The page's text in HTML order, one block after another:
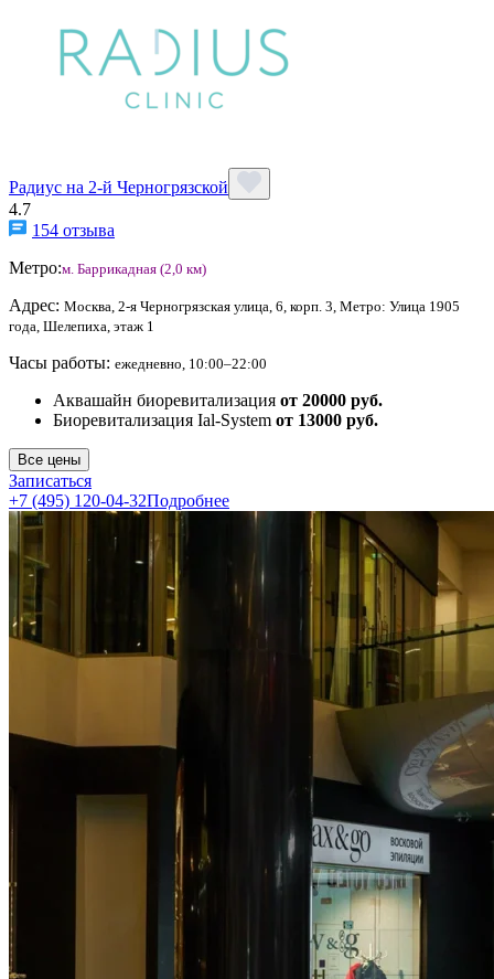
Радиус на 2-й Черногрязской
4.7
154 отзыва
Метро:м. Баррикадная (2,0 км)
Адрес: Москва, 2-я Черногрязская улица, 6, корп. 3, Метро: Улица 1905
года, Шелепиха, этаж 1
Часы работы: ежедневно, 10:00–22:00
Аквашайн биоревитализация от 20000 руб.
Биоревитализация Ial-System от 13000 руб.
Все цены
Записаться
+7 (495) 120-04-32Подробнее